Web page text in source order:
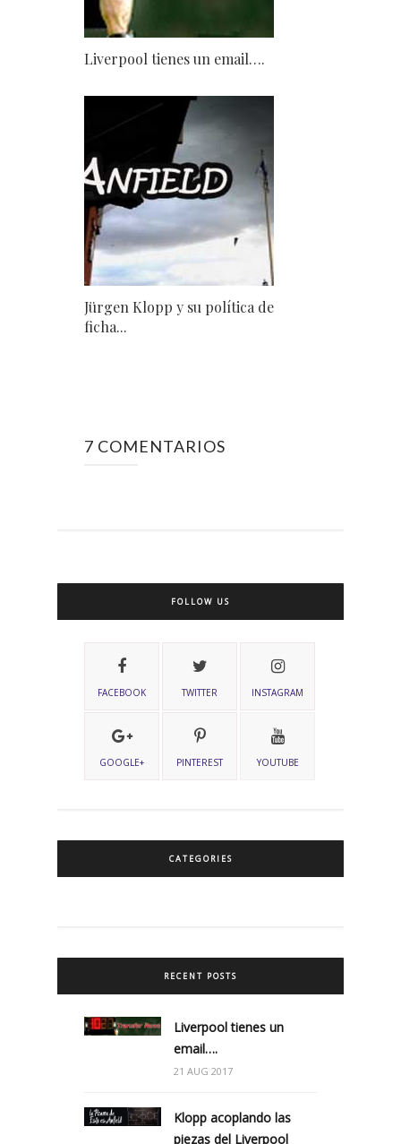
Liverpool tienes un email….
Jürgen Klopp y su política de
ficha...
7 COMENTARIOS
FOLLOW US
FACEBOOK TWITTER INSTAGRAM
GOOGLE+ PINTEREST YOUTUBE
CATEGORIES
RECENT POSTS
Liverpool tienes un
email….
21 AUG 2017
Klopp acoplando las
piezas del Liverpool